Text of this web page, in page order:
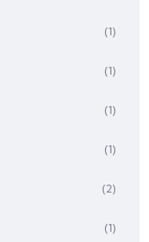
(1)
(1)
(1)
(1)
(2)
(1)